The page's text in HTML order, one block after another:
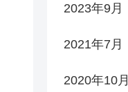
2023年9月
2021年7月
2020年10月